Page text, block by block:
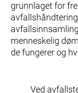
grunnlaget for
menneskelig
de fungerer og
Ved